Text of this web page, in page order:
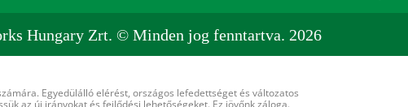
Hungary Zrt. © Minden jog fenntartva. 2026
Egyedülálló elérést, országos lefedettséget és változatos
az új irányokat és fejlődési lehetőségeket. Ez jövőnk záloga.